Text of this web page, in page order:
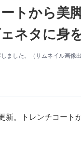
トから美
ネタに身
ました。（サムネイル画像
。トレンチコート